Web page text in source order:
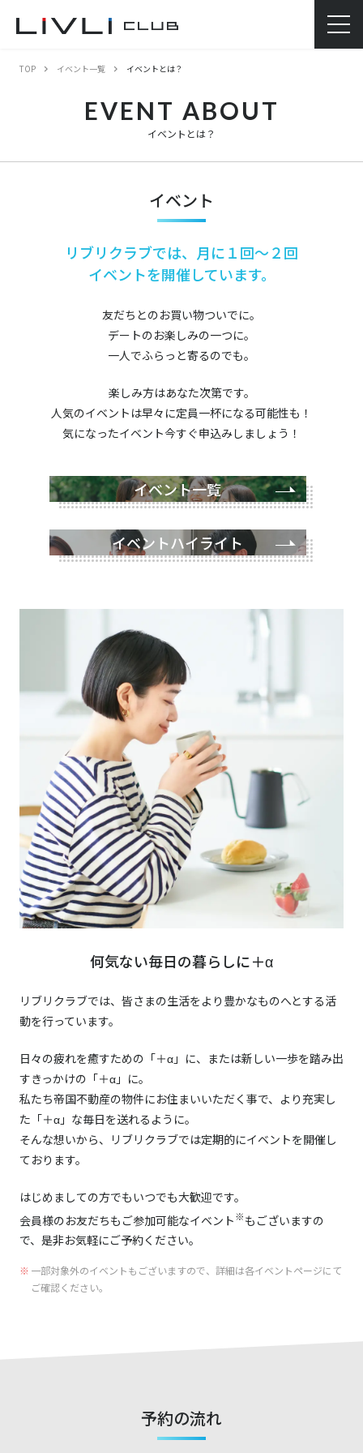
TOP イベント一覧 イベントとは？
EVENT ABOUT
イベントとは？
イベント
リブリクラブでは、月に１回～２回
イベントを開催しています。
友だちとのお買い物ついでに。
デートのお楽しみの一つに。
一人でふらっと寄るのでも。
楽しみ方はあなた次第です。
人気のイベントは早々に定員一杯になる可能性も！
気になったイベント今すぐ申込みしましょう！
イベント一覧
イベントハイライト
何気ない毎日の暮らしに＋α
リブリクラブでは、皆さまの生活をより豊かなものへとする活
動を行っています。
日々の疲れを癒すための「＋α」に、または新しい一歩を踏み出
すきっかけの「＋α」に。
私たち帝国不動産の物件にお住まいいただく事で、より充実し
た「＋α」な毎日を送れるように。
そんな想いから、リブリクラブでは定期的にイベントを開催し
ております。
はじめましての方でもいつでも大歓迎です。
会員様のお友だちもご参加可能なイベント※もございますの
で、是非お気軽にご予約ください。
一部対象外のイベントもございますので、詳細は各イベントページにて
ご確認ください。
予約の流れ